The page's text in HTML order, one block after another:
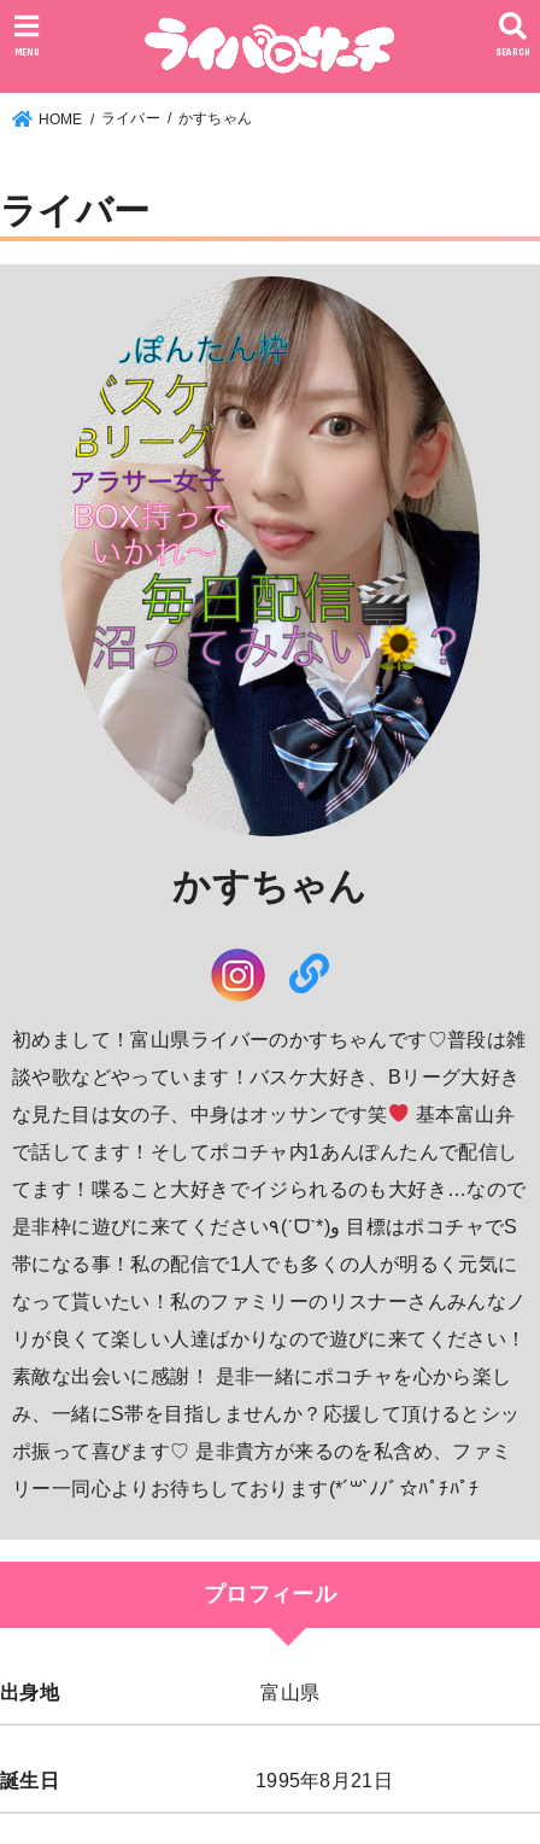
SEARCH
MENU
HOME ライバー かすちゃん
ライバー
かすちゃん
初めまして！富山県ライバーのかすちゃんです♡普段は雑
談や歌などやっています！バスケ大好き、Bリーグ大好き
な見た目は女の子、中身はオッサンです笑
基本富山弁
で話してます！そしてポコチャ内1あんぽんたんで配信し
てます！喋ること大好きでイジられるのも大好き…なので
是非枠に遊びに来てください٩(ˊᗜˋ*)و 目標はポコチャでS
帯になる事！私の配信で1人でも多くの人が明るく元気に
なって貰いたい！私のファミリーのリスナーさんみんなノ
リが良くて楽しい人達ばかりなので遊びに来てください！
素敵な出会いに感謝！ 是非一緒にポコチャを心から楽し
み、一緒にS帯を目指しませんか？応援して頂けるとシッ
ポ振って喜びます♡ 是非貴方が来るのを私含め、ファミ
リー一同心よりお待ちしております(*´꒳`ﾉﾉﾞ☆ﾊﾟﾁﾊﾟﾁ
プロフィール
出身地 富山県
誕生日 1995年8月21日